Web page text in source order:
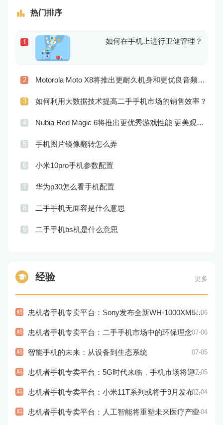
热门排序
1 如何在手机上进行卫健管理？
2 Motorola Moto X8将推出更耐久机身和更优良音频效果
3 如何利用大数据技术提高二手手机市场的销售效率？
4 Nubia Red Magic 6将推出更优秀游戏性能 更美观的外观设计
5 手机图片镜像翻转怎么弄
6 小米10pro手机参数配置
7 华为p30怎么看手机配置
8 二手手机无面容是什么意思
9 二手手机bs机是什么意思
经验 更多
精 忠机者手机专卖平台：Sony发布全新WH-1000XM5耳机，搭载更多电池和多项创新功能07-06
精 忠机者手机专卖平台：二手手机市场中的环保理念07-06
精 智能手机的未来：从设备到生态系统 07-05
精 忠机者手机专卖平台：5G时代来临，手机市场将迎来新变革07-05
精 忠机者手机专卖平台：小米11T系列或将于9月发布，其中包括一款Pro版本07-04
精 忠机者手机专卖平台：人工智能将重塑未来医疗产业07-04